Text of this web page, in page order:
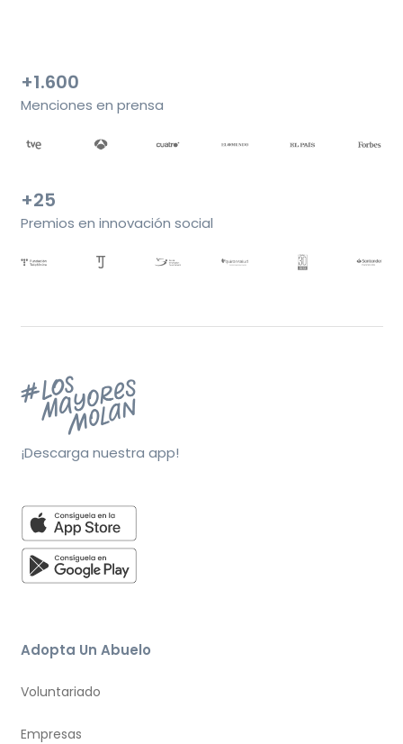
+1.600
Menciones en prensa
+25
Premios en innovación social
¡Descarga nuestra app!
Adopta Un Abuelo
Voluntariado
Empresas